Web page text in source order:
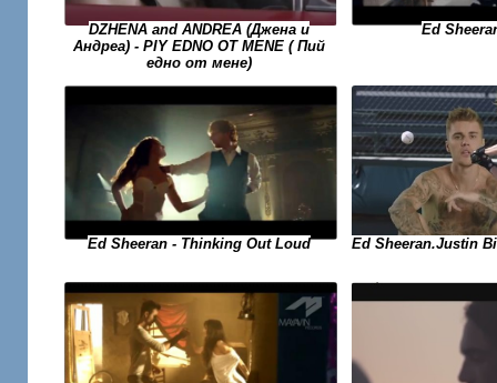
DZHENA and ANDREA (Джена и
Андреа) - PIY EDNO OT MENE ( Пий
едно от мене)
Ed
Ed Sheeran - Thinking Out Loud Ed Sheeran.Justin